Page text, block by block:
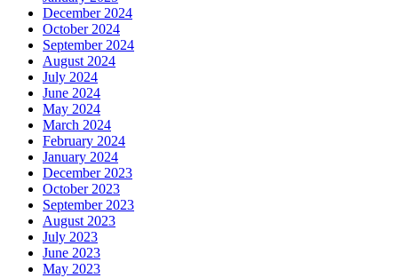
December 2024
October 2024
September 2024
August 2024
July 2024
June 2024
May 2024
March 2024
February 2024
January 2024
December 2023
October 2023
September 2023
August 2023
July 2023
June 2023
May 2023